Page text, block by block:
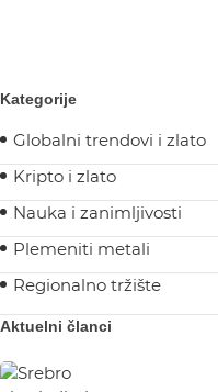
Kategorije
Globalni trendovi i zlato
Kripto i zlato
Nauka i zanimljivosti
Plemeniti metali
Regionalno tržište
Aktuelni članci